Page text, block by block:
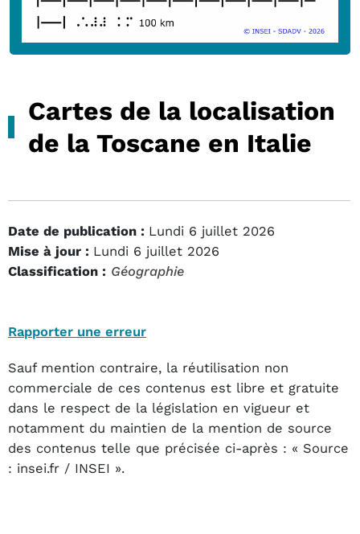
Cartes de la localisation
de la Toscane en Italie
Date de publication : Lundi 6 juillet 2026
Mise à jour : Lundi 6 juillet 2026
Classification : Géographie
Rapporter une erreur
Sauf mention contraire, la réutilisation non
commerciale de ces contenus est libre et gratuite
dans le respect de la législation en vigueur et
notamment du maintien de la mention de source
des contenus telle que précisée ci-après : « Source
: insei.fr / INSEI ».